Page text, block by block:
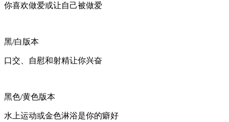
你喜欢做爱或让自己被做爱
黑/白版本
口交、自慰和射精让你兴奋
黑色/黄色版本
水上运动或金色淋浴是你的癖好